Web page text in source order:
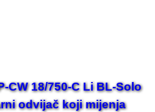
CW 18/750-C Li BL-Solo
odvijač koji mijenja